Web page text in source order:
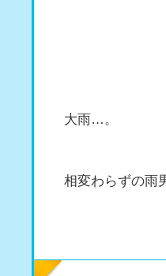
大雨…。
相変わらずの雨